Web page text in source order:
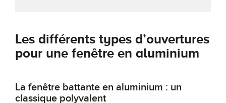
Les différents types d’ouvertures
pour une fenêtre en aluminium
La fenêtre battante en aluminium : un
classique polyvalent